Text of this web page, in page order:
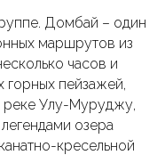
Домбай – один
маршрутов из
часов и
пейзажей,
реке Улу-Муруджу,
озера
кресельной